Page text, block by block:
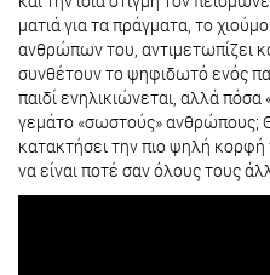
ματιά για τα πράγματα, το
ανθρώπων του, αντιμετωπίζει
συνθέτουν το ψηφιδωτό ενός
παιδί ενηλικιώνεται, αλλά
γεμάτο «σωστούς» ανθρώπους;
κατακτήσει την πιο ψηλή
να είναι ποτέ σαν όλους τους